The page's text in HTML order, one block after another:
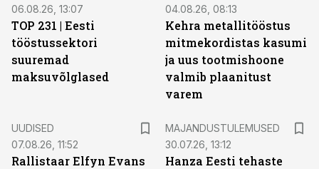
06.08.26, 13:07
TOP 231 | Eesti
tööstussektori
suuremad
maksuvõlglased
04.08.26, 08:13
Kehra metallitööstus
mitmekordistas kasumi
ja uus tootmishoone
valmib plaanitust
varem
UUDISED
07.08.26, 11:52
Rallistaar Elfyn Evans
MAJANDUSTULEMUSED
30.07.26, 13:12
Hanza Eesti tehaste